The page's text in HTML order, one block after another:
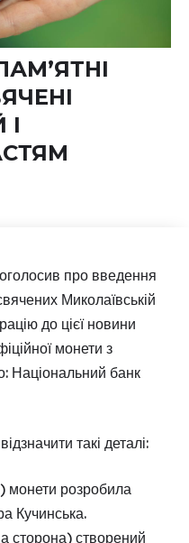
про введення
Миколаївській
до цієї новини
монети з
Національний банк
такі деталі:
монети розробила
Кучинська.
сторона) створений